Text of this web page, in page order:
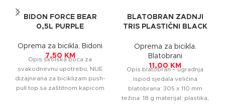
BIDON FORCE BEAR
0,5L PURPLE
Oprema za bicikla, Bidoni
7,50 KM
Opis školska boca za
svakodnevnu upotrebu, NIJE
dizajnirana za biciklizam push-
pull top sa zaštitnom kapicom
BLATOBRAN ZADNJI
TRIS PLASTIČNI BLACK
Oprema za bicikla,
Blatobrani
11,00 KM
Opis blatobran – ugradnja
ispod sjedala veličina
blatobrana: 305 x 110 mm
težina: 18 g materijal: plastika,